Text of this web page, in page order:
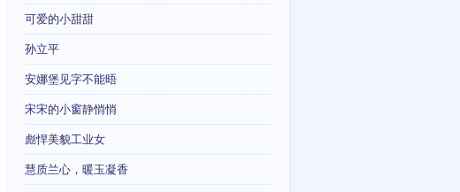
可爱的小甜甜
孙立平
安娜堡见字不能晤
宋宋的小窗静悄悄
彪悍美貌工业女
慧质兰心，暖玉凝香